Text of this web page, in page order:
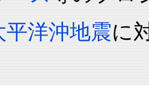
洋沖地震に